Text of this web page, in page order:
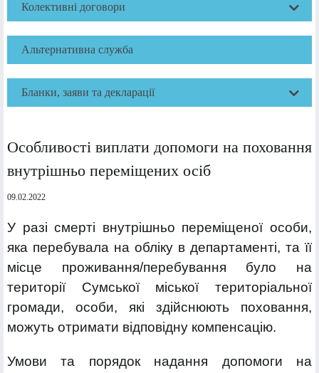
Колективні договори
Альтернативна служба
Бланки, заяви та декларації
Особливості виплати допомоги на поховання
внутрішньо переміщених осіб
09.02.2022
У разі смерті внутрішньо переміщеної особи,
яка перебувала на обліку в департаменті, та її
місце проживання/перебування було на
території Сумської міської територіальної
громади, особи, які здійснюють поховання,
можуть отримати відповідну компенсацію.
Умови та порядок надання допомоги на